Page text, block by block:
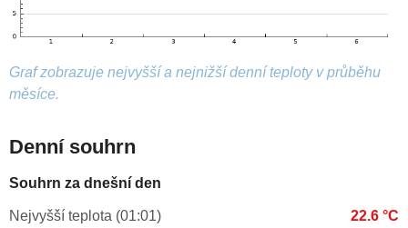
Graf zobrazuje nejvyšší a nejnižší denní teploty v průběhu
měsíce.
Denní souhrn
Souhrn za dnešní den
Nejvyšší teplota (01:01) 22.6 °C